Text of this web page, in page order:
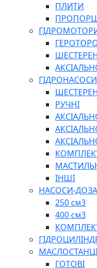
БОРЕКС, ЕО
ПЛИТИ
ГІДРОНАСОСИ
РУЧНІ
ІНШІ
НАСОСИ-
250 см3
400 см3
ГОТОВІ